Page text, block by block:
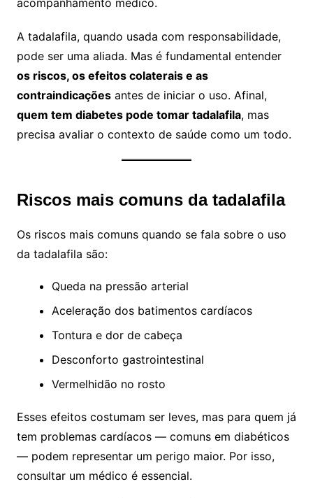
A tadalafila, quando usada com responsabilidade,
pode ser uma aliada. Mas é fundamental entender
os riscos, os efeitos colaterais e as
contraindicaçõesantes de iniciar o uso. Afinal,
quem tem diabetes pode tomar tadalafila, mas
precisa avaliar o contexto de saúde como um todo.
Riscos mais comuns da tadalafila
Os riscos mais comuns quando se fala sobre o uso
da tadalafila são:
Queda na pressão arterial
Aceleração dos batimentos cardíacos
Tontura e dor de cabeça
Desconforto gastrointestinal
Vermelhidão no rosto
Esses efeitos costumam ser leves, mas para quem já
tem problemas cardíacos — comuns em diabéticos
— podem representar um perigo maior. Por isso,
consultar um médico é essencial.